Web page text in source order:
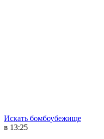
Искать бомбоубежище
в 13:25